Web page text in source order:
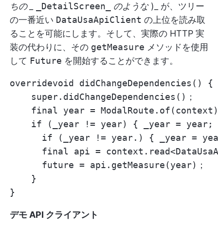
ちの _
_DetailScreen_ のような )_ が、ツリー
の一番近い DataUsaApiClient の上位を読み取
ることを可能にします。そして、実際の HTTP 実
装の代わりに、その getMeasure メソッドを使用
して Future を開始することができます。
overridevoid didChangeDependencies() {
    super.didChangeDependencies()；
final year =
if (_year != year) { _year =
if (_year != year.) { _year =
final api =
      future = api.getMeasure(year)；
    }
デモ API クライアント